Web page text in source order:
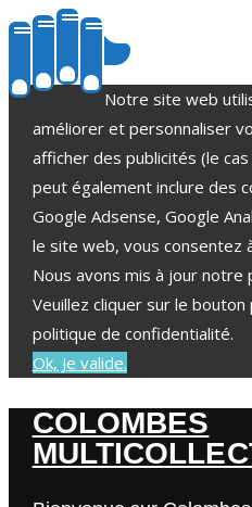
Notre site web
améliorer et personnaliser
afficher des publicités (le
peut également inclure des
Google Adsense, Google
le site web, vous consentez
Nous avons mis à jour
Veuillez cliquer sur le
politique de confidentialité.
Ok, Je valide.
COLOMBES